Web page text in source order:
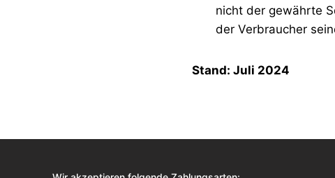
nicht der gewährte
der Verbraucher
Stand: Juli 2024